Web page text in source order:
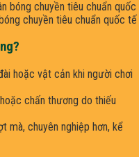
chuyền tiêu chuẩn quốc
hoặc vật cản khi người chơi
chấn thương do thiếu
mà, chuyên nghiệp hơn, kể